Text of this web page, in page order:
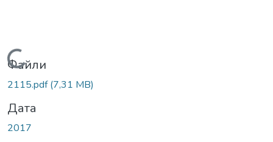
Вантажиться...
Файли
2115.pdf(7,31 MB)
Дата
2017